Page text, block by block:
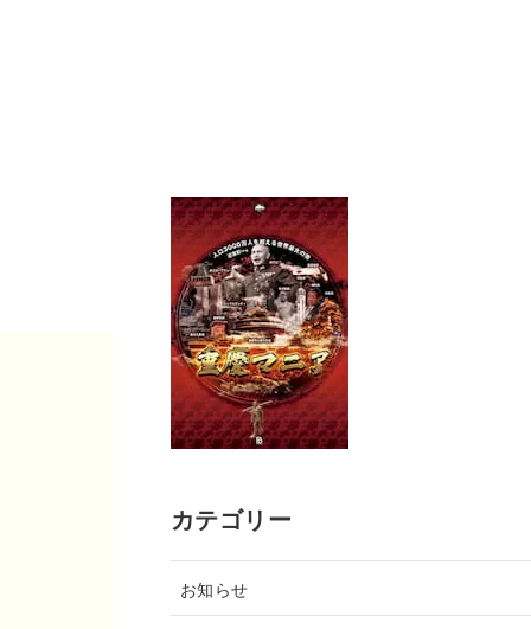
カテゴリー
お知らせ